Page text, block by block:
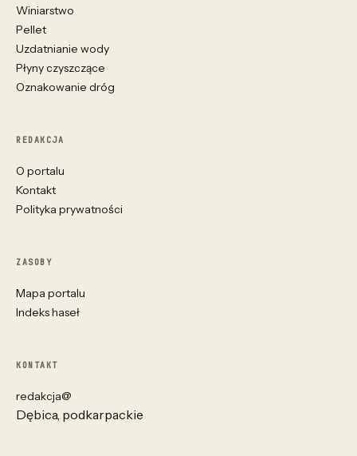
Winiarstwo
Pellet
Uzdatnianie wody
Płyny czyszczące
Oznakowanie dróg
REDAKCJA
O portalu
Kontakt
Polityka prywatności
ZASOBY
Mapa portalu
Indeks haseł
KONTAKT
redakcja@
Dębica, podkarpackie